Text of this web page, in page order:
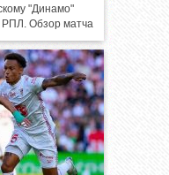
"Динамо"
РПЛ. Обзор матча